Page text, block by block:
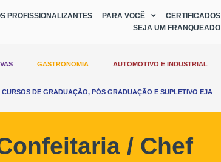
PROFISSIONALIZANTES PARA VOCÊ CERTIFICADOS
SEJA UM FRANQUEADO
GASTRONOMIA AUTOMOTIVO E INDUSTRIAL
CURSOS DE GRADUAÇÃO, PÓS GRADUAÇÃO E SUPLETIVO EJA
/ Chef